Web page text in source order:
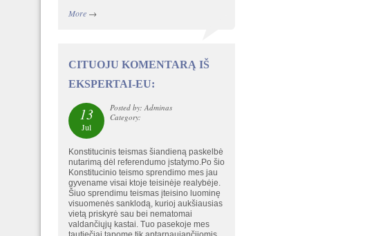
More→
CITUOJU KOMENTARĄ IŠ
EKSPERTAI-EU:
13
Jul
Posted by: Adminas
Category:
Konstitucinis teismas šiandieną paskelbė
nutarimą dėl referendumo įstatymo.Po šio
Konstitucinio teismo sprendimo mes jau
gyvename visai ktoje teisinėje realybėje.
Šiuo sprendimu teismas įteisino luominę
visuomenės sanklodą, kurioj aukšiausias
vietą priskyrė sau bei nematomai
valdančiųjų kastai. Tuo pasekoje mes